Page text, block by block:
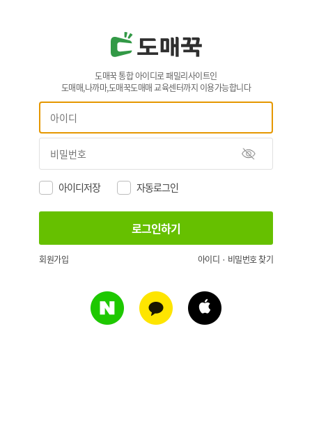
도매꾹 통합 아이디로 패밀리사이트인
도매매,나까마,도매꾹도매매 교육센터까지 이용가능합니다
아이디저장 자동로그인
회원가입 아이디 · 비밀번호 찾기